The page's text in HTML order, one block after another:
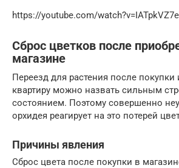
https://youtube.com/
Сброс цветков после
магазине
Переезд для растения после покупки
квартиру можно назвать сильным
состоянием. Поэтому совершенно
орхидея реагирует на это потерей
Причины явления
Сброс цвета после покупки в